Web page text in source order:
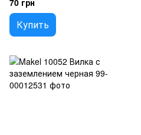
70 грн
Купить